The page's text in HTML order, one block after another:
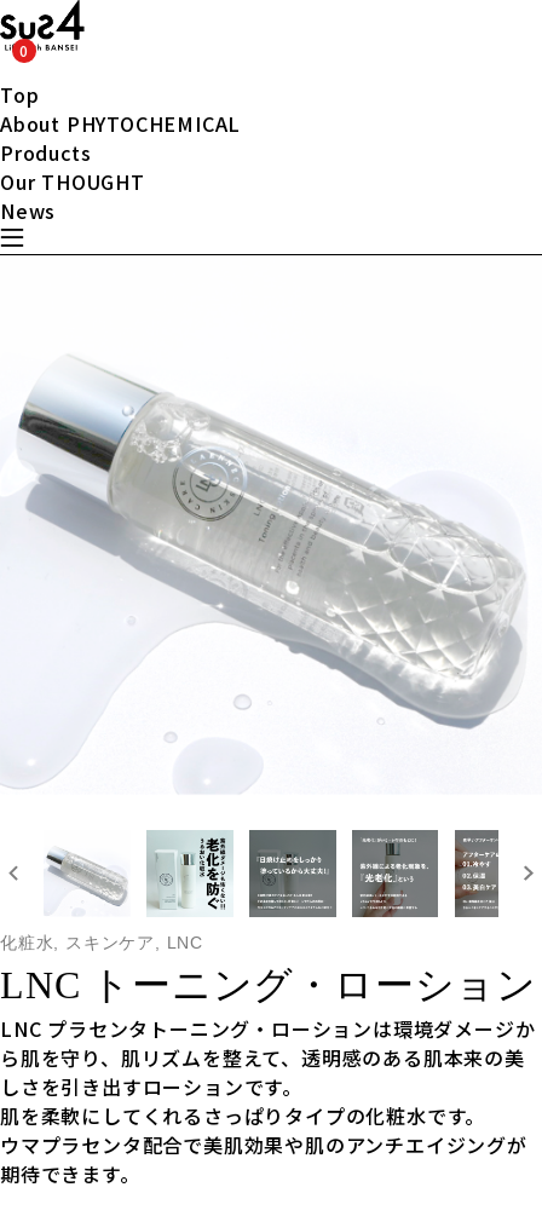
0
Top
About PHYTOCHEMICAL
Products
Our THOUGHT
News
化粧水, スキンケア, LNC
LNC トーニング・ローション
LNC プラセンタトーニング・ローションは環境ダメージか
ら肌を守り、肌リズムを整えて、透明感のある肌本来の美
しさを引き出すローションです。
肌を柔軟にしてくれるさっぱりタイプの化粧水です。
ウマプラセンタ配合で美肌効果や肌のアンチエイジングが
期待できます。